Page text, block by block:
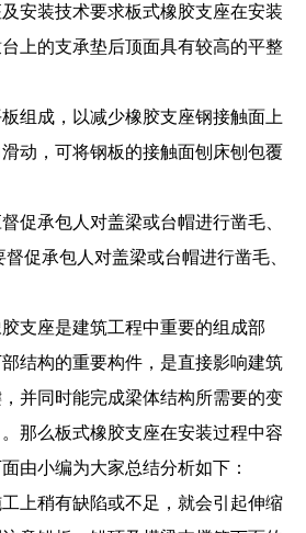
安装技术要求板式橡胶支座在安装
上的支承垫后顶面具有较高的平整
组成，以减少橡胶支座钢接触面上
动，可将钢板的接触面刨床刨包覆
促承包人对盖梁或台帽进行凿毛、
促承包人对盖梁或台帽进行凿毛、
支座是建筑工程中重要的组成部
结构的重要构件，是直接影响建筑
并同时能完成梁体结构所需要的变
那么板式橡胶支座在安装过程中容
由小编为大家总结分析如下：
上稍有缺陷或不足，就会引起伸缩